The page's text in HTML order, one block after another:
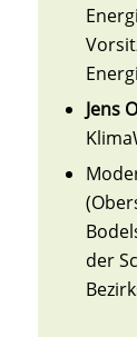
Jens
der